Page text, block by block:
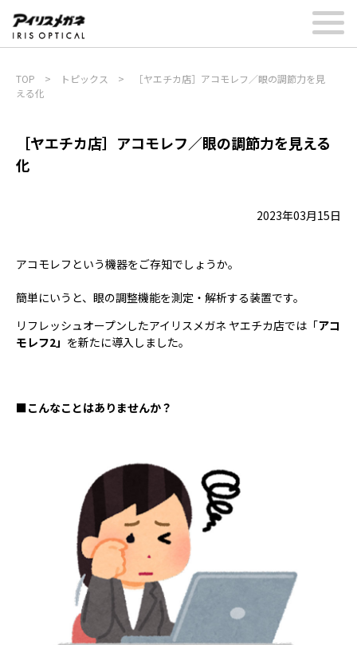
TOP > トピックス >
［ヤエチカ店］アコモレフ／眼の調節力を見
える化
［ヤエチカ店］アコモレフ／眼の調節力を見える
化
2023年03月15日
アコモレフという機器をご存知でしょうか。
簡単にいうと、眼の調整機能を測定・解析する装置です。
リフレッシュオープンしたアイリスメガネ ヤエチカ店では「アコ
モレフ2」 を新たに導入しました。
■こんなことはありませんか？